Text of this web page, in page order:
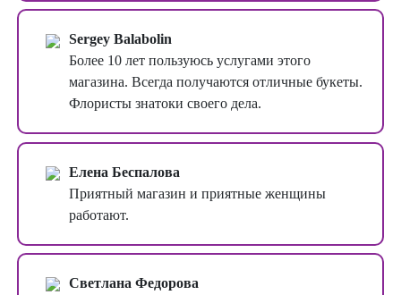
Sergey Balabolin
Более 10 лет пользуюсь услугами этого
магазина. Всегда получаются отличные букеты.
Флористы знатоки своего дела.
Елена Беспалова
Приятный магазин и приятные женщины
работают.
Светлана Федорова